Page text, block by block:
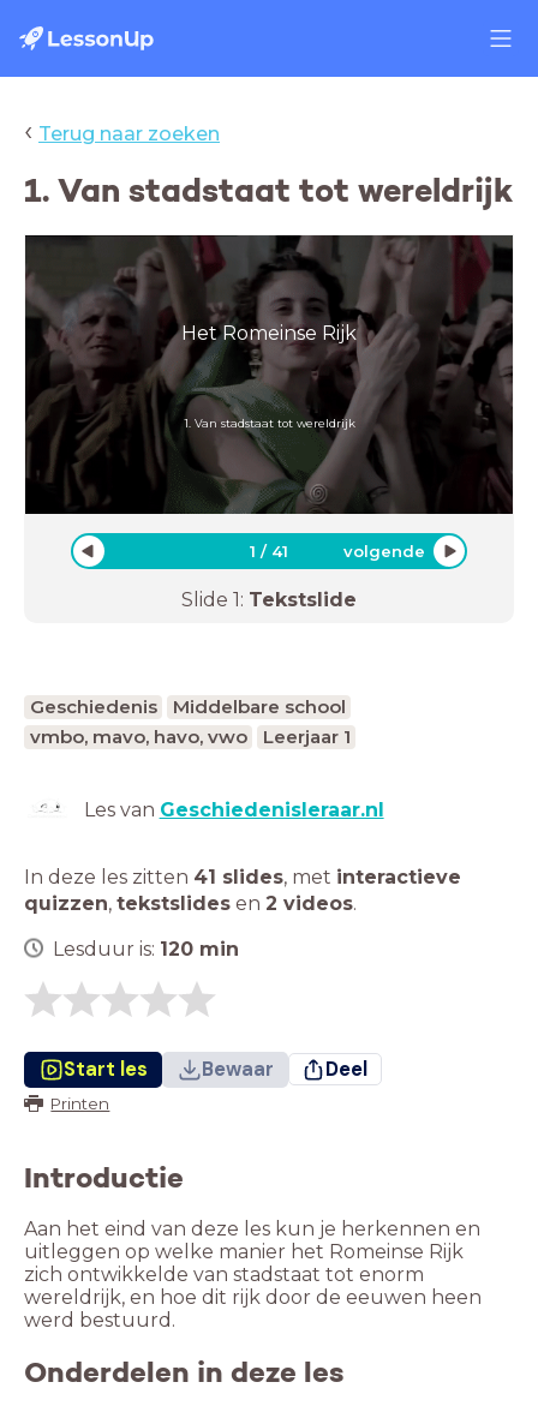
‹ Terug naar zoeken
1. Van stadstaat tot wereldrijk
Het Romeinse Rijk
1. Van stadstaat tot wereldrijk
1 / 41 volgende
Slide 1: Tekstslide
Geschiedenis
Middelbare school
vmbo, mavo, havo, vwo
Leerjaar 1
Les van Geschiedenisleraar.nl
In deze les zitten 41 slides, met interactieve
quizzen, tekstslides en 2 videos.
Lesduur is: 120 min
Start les Bewaar Deel
Printen
Introductie
Aan het eind van deze les kun je herkennen en
uitleggen op welke manier het Romeinse Rijk
zich ontwikkelde van stadstaat tot enorm
wereldrijk, en hoe dit rijk door de eeuwen heen
werd bestuurd.
Onderdelen in deze les